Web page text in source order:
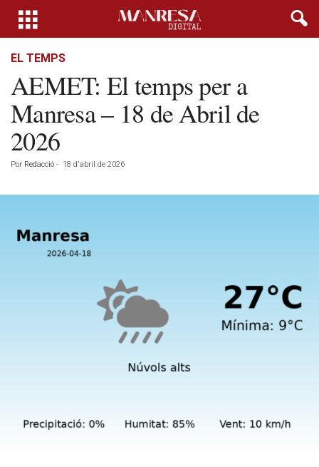
EL TEMPS
AEMET: El temps per a
Manresa – 18 de Abril de
2026
Por Redacció - 18 d'abril de 2026